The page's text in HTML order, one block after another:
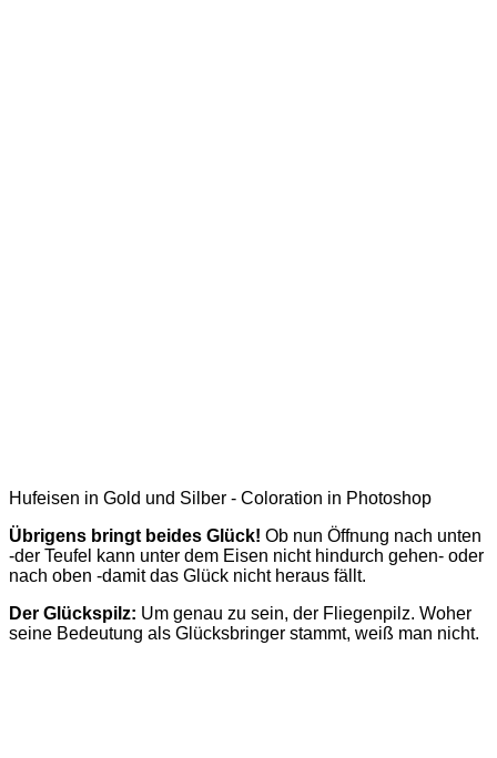
Hufeisen in Gold und Silber - Coloration in Photoshop
Übrigens bringt beides Glück! Ob nun Öffnung nach unten
-der Teufel kann unter dem Eisen nicht hindurch gehen- oder
nach oben -damit das Glück nicht heraus fällt.
Der Glückspilz: Um genau zu sein, der Fliegenpilz. Woher
seine Bedeutung als Glücksbringer stammt, weiß man nicht.